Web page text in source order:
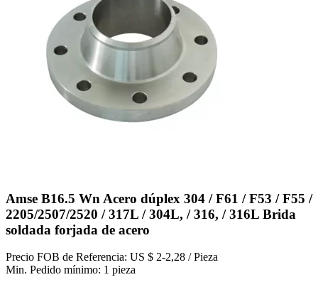
Amse B16.5 Wn Acero dúplex 304 / F61 / F53 / F55 /
2205/2507/2520 / 317L / 304L, / 316, / 316L Brida
soldada forjada de acero
Precio FOB de Referencia: US $ 2-2,28 / Pieza
Min. Pedido mínimo: 1 pieza